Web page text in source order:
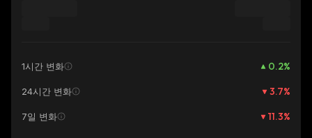
1시간 변화 0.2%
24시간 변화 3.7%
7일 변화 11.3%